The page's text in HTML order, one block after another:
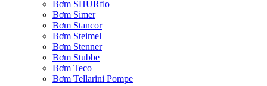
Bơm SHURflo
Bơm Simer
Bơm Stancor
Bơm Steimel
Bơm Stenner
Bơm Stubbe
Bơm Teco
Bơm Tellarini Pompe